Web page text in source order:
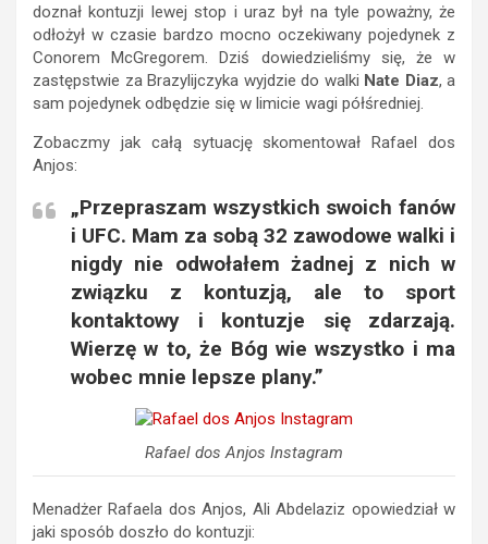
doznał kontuzji lewej stop i uraz był na tyle poważny, że
odłożył w czasie bardzo mocno oczekiwany pojedynek z
Conorem McGregorem. Dziś dowiedzieliśmy się, że w
zastępstwie za Brazylijczyka wyjdzie do walki Nate Diaz, a
sam pojedynek odbędzie się w limicie wagi półśredniej.
Zobaczmy jak całą sytuację skomentował Rafael dos
Anjos:
„Przepraszam wszystkich swoich fanów
i UFC. Mam za sobą 32 zawodowe walki i
nigdy nie odwołałem żadnej z nich w
związku z kontuzją, ale to sport
kontaktowy i kontuzje się zdarzają.
Wierzę w to, że Bóg wie wszystko i ma
wobec mnie lepsze plany.”
Rafael dos Anjos Instagram
Menadżer Rafaela dos Anjos, Ali Abdelaziz opowiedział w
jaki sposób doszło do kontuzji: